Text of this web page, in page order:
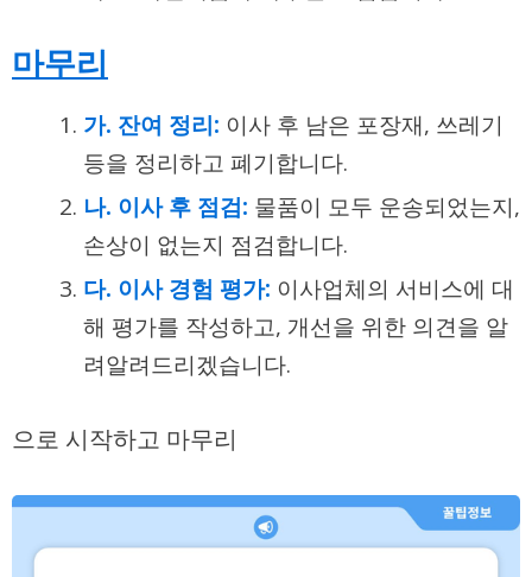
마무리
가. 잔여 정리: 이사 후 남은 포장재, 쓰레기
등을 정리하고 폐기합니다.
나. 이사 후 점검: 물품이 모두 운송되었는지,
손상이 없는지 점검합니다.
다. 이사 경험 평가: 이사업체의 서비스에 대
해 평가를 작성하고, 개선을 위한 의견을 알
려알려드리겠습니다.
으로 시작하고 마무리